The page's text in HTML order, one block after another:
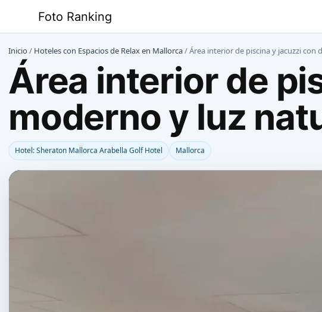
contenido
Foto Ranking
Inicio/ Hoteles con Espacios de Relax en Mallorca/Área interior de piscina y jacuzzi
Área interior de
moderno y luz
Hotel: Sheraton Mallorca Arabella Golf Hotel Mallorca